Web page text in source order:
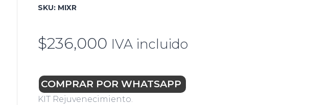
SKU: MIXR
$236,000 IVA incluido
COMPRAR POR WHATSAPP
KIT Rejuvenecimiento.